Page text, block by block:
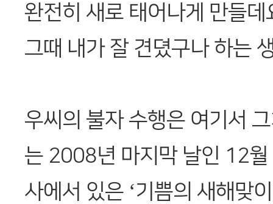
완전히 새로 태어나게 만들
그때 내가 잘 견뎠구나 하는
우씨의 불자 수행은 여기서
는 2008년 마지막 날인 12
사에서 있은 ‘기쁨의 새해맞